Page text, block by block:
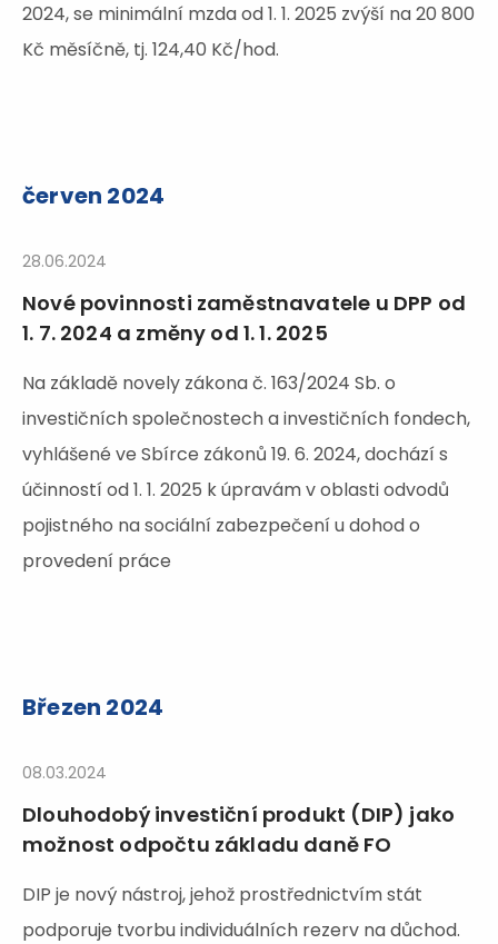
2024, se minimální mzda od 1. 1. 2025 zvýší na 20 800
Kč měsíčně, tj. 124,40 Kč/hod.
červen 2024
28.06.2024
Nové povinnosti zaměstnavatele u DPP od
1. 7. 2024 a změny od 1. 1. 2025
Na základě novely zákona č. 163/2024 Sb. o
investičních společnostech a investičních fondech,
vyhlášené ve Sbírce zákonů 19. 6. 2024, dochází s
účinností od 1. 1. 2025 k úpravám v oblasti odvodů
pojistného na sociální zabezpečení u dohod o
provedení práce
Březen 2024
08.03.2024
Dlouhodobý investiční produkt (DIP) jako
možnost odpočtu základu daně FO
DIP je nový nástroj, jehož prostřednictvím stát
podporuje tvorbu individuálních rezerv na důchod.